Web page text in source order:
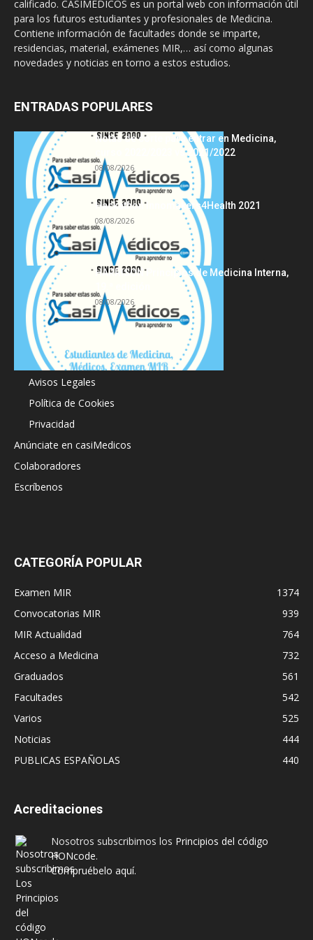
calificado. CASIMÉDICOS es un portal web con información útil
para los futuros estudiantes y profesionales de Medicina.
Contiene información de facultades donde se imparte,
residencias, material, exámenes MIR,… así como algunas
novedades y noticias en torno a estos estudios.
ENTRADAS POPULARES
Notas de corte para entrar en Medicina,
curso 2022/2023 vs 2021/2022
08/08/2026
Hackathon Innomakers4Health 2021
08/08/2026
HARRISON Principios de Medicina Interna,
08/08/2026
Acerca de
Avisos Legales
Política de Cookies
Privacidad
Anúnciate en casiMedicos
Colaboradores
Escríbenos
CATEGORÍA POPULAR
Examen MIR
1374
Convocatorias MIR
939
MIR Actualidad
764
Acceso a Medicina
732
Graduados
561
Facultades
542
Varios
525
Noticias
444
PUBLICAS ESPAÑOLAS
440
Acreditaciones
Nosotros subscribimos los Principios del código
HONcode.
Compruébelo aquí.